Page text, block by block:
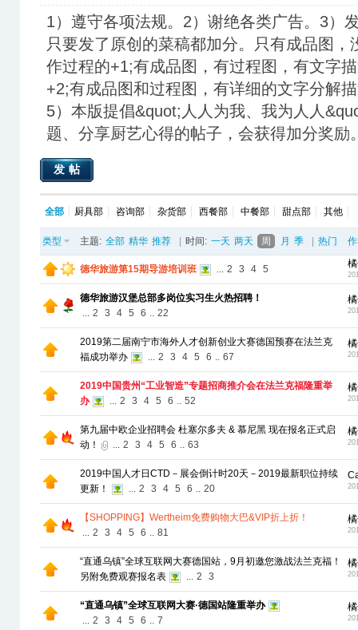
1）遵守各项法规。2）谢绝各类广告。3）
只要发了原创的菜稿都加分。只有成品图
作过程的+1;有成品图，有过程图，有文字
+2;有成品图和过程图，有详细的文字分解
5）本版提倡&quot;人人为我、我为人人
题、分享厨艺心得的帖子，会获得加分奖励
发帖
全部 厨具部 咨询部 杂货部 西餐部 中餐部 甜点部 其他
类型 主题: 全部 精华 推荐 时间: 一天 两天 周 月 季 热门
德华旅游第15期导游培训班 ... 2 3 4 5
德华旅游汉堡总部多岗位实习生火热招聘！
... 2 3 4 5 6 .. 22
2019第二届南宁市海外人才创新创业大赛德国预赛在法兰克
福成功举办
... 2 3 4 5 6 .. 67
2019中国贵州“工业智造”专题招商推介会在法兰克福隆重举
办
... 2 3 4 5 6 .. 52
第九届中欧企业招聘会 杜塞尔多夫 & 慕尼黑 现在报名正式启
动！
... 2 3 4 5 6 .. 63
2019中国人才日CTD－展会倒计时20天－2019最新职位持续
更新！
... 2 3 4 5 6 .. 20
【SHOPPING】Wertheim免费购物大巴&VIP折上折！
... 2 3 4 5 6 .. 81
“直通乌镇”全球互联网大赛德国站，9月初邀您激战法兰克福！
另附免费观赛报名表
... 2 3
“直通乌镇”全球互联网大赛·德国站隆重举办
... 2 3 4 5 6 .. 7